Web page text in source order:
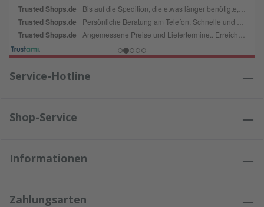
Service-Hotline
Shop-Service
Informationen
Zahlungsarten